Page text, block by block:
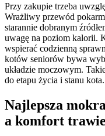
Przy zakupie trzeba
Wrażliwy przewód
starannie dobranym
uwagę na poziom kalorii.
wspierać codzienną
kotów seniorów bywa
układzie moczowym.
do etapu życia i stanu kota.
Najlepsza
a komfort